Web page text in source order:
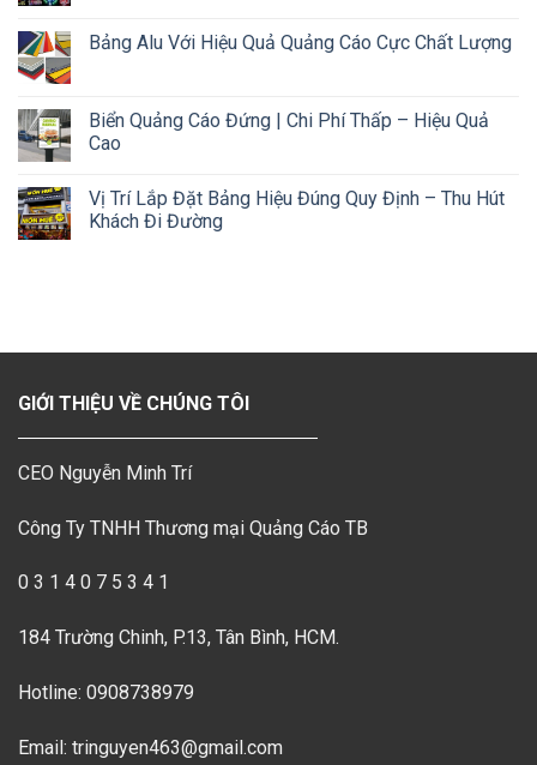
Bảng Alu Với Hiệu Quả Quảng Cáo Cực Chất Lượng
Biển Quảng Cáo Đứng | Chi Phí Thấp – Hiệu Quả
Cao
Vị Trí Lắp Đặt Bảng Hiệu Đúng Quy Định – Thu Hút
Khách Đi Đường
GIỚI THIỆU VỀ CHÚNG TÔI
CEO Nguyễn Minh Trí
Công Ty TNHH Thương mại Quảng Cáo TB
0 3 1 4 0 7 5 3 4 1
184 Trường Chinh, P.13, Tân Bình, HCM.
Hotline: 0908738979
Email: tringuyen463@gmail.com